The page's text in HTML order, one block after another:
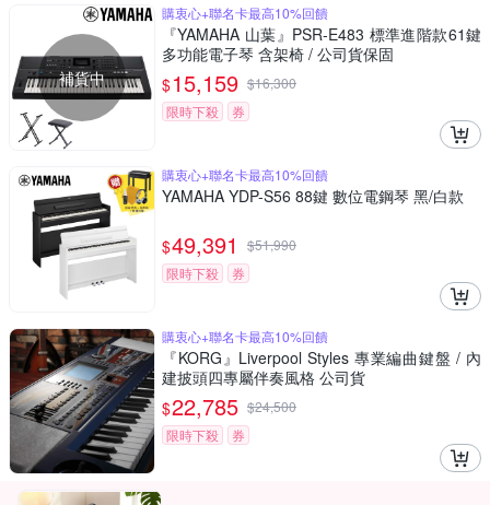
補貨中
購衷心+聯名卡最高10%回饋
『YAMAHA 山葉』PSR-E483 標準進階款61鍵
多功能電子琴 含架椅 / 公司貨保固
$15,159 $16,300
限時下殺
券
購衷心+聯名卡最高10%回饋
YAMAHA YDP-S56 88鍵 數位電鋼琴 黑/白款
$49,391 $51,990
限時下殺
券
購衷心+聯名卡最高10%回饋
『KORG』Liverpool Styles 專業編曲鍵盤 / 內
建披頭四專屬伴奏風格 公司貨
$22,785 $24,500
限時下殺
券